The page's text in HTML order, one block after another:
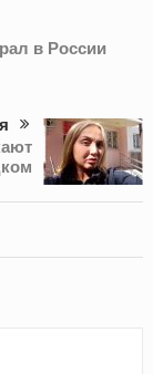
в России